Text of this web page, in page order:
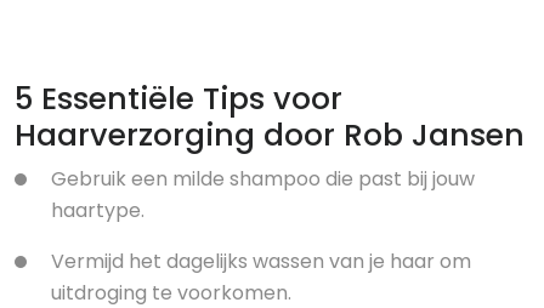
5 Essentiële Tips voor
Haarverzorging door Rob Jansen
Gebruik een milde shampoo die past bij jouw
haartype.
Vermijd het dagelijks wassen van je haar om
uitdroging te voorkomen.